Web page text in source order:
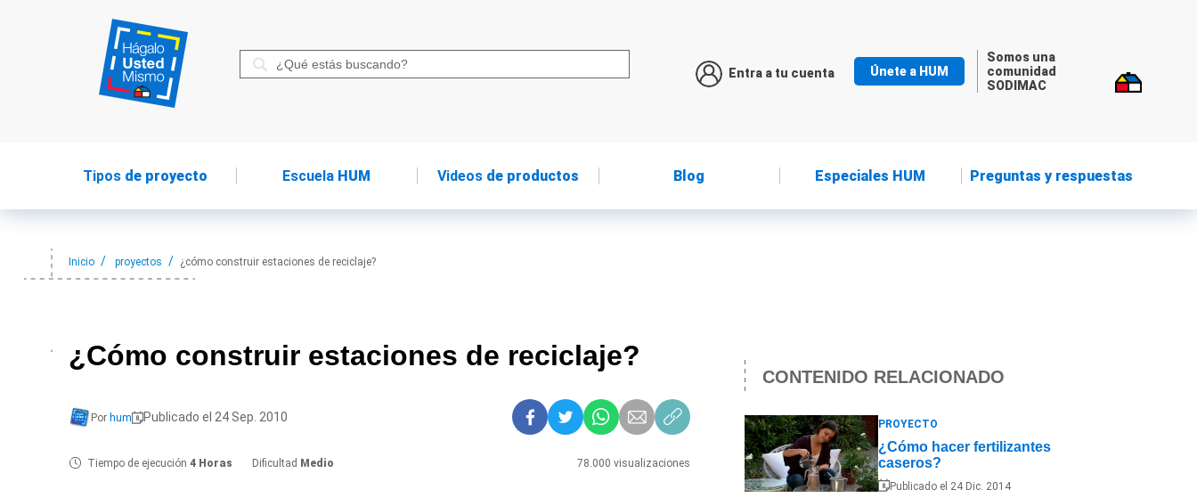
Entra a tu cuenta Únete a HUM
Somos una
comunidad
SODIMAC
Tipos de proyecto Escuela HUM Videosde productos Blog Especiales HUM Preguntas y respuestas
Inicio proyectos ¿cómo construir estaciones de reciclaje?
¿Cómo construir estaciones de reciclaje?
Por hum Publicado el 24 Sep. 2010
Tiempo de ejecución 4 Horas Dificultad Medio 78.000 visualizaciones
CONTENIDO RELACIONADO
PROYECTO
¿Cómo hacer fertilizantes
caseros?
Publicado el 24 Dic. 2014